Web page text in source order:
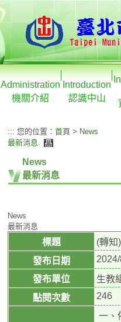
Administration
機關介紹
Introduction
認識中山
::: 您的位置： 首頁 > News
最新消息.
News
最新消息
News
最新消息
標題
(轉知
發布日期
發布單位
生教
點閱次數
246
一、